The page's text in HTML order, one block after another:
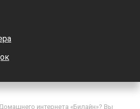
интернета «Билайн»? Вы